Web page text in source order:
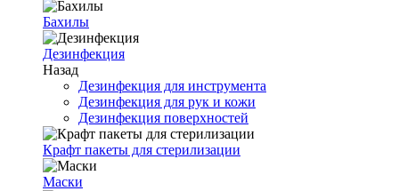
Бахилы
Дезинфекция
Назад
Дезинфекция для инструмента
Дезинфекция для рук и кожи
Дезинфекция поверхностей
Крафт пакеты для стерилизации
Маски